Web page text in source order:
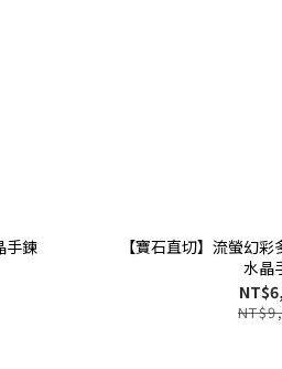
手鍊
【寶石直切】流螢幻
水晶